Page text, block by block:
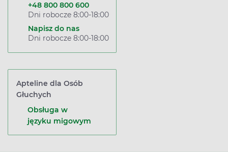
+48 800 800 600
Dni robocze 8:00-18:00
Napisz do nas
Dni robocze 8:00-18:00
Apteline dla Osób
Głuchych
Obsługa w
języku migowym